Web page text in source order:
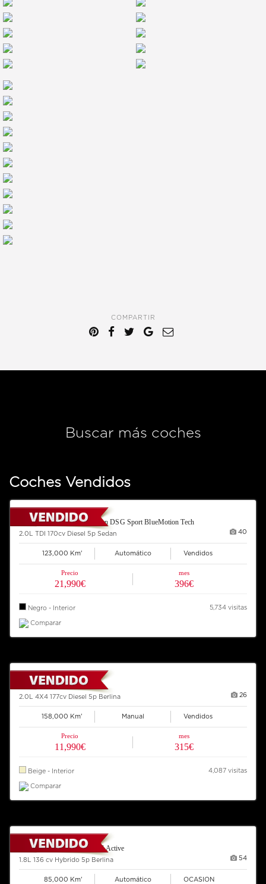
COMPARTIR
Buscar más coches
Coches Vendidos
2012 VOLKSWAGEN Sharan DSG Sport BlueMotion Tech
40
2.0L TDI 170cv Diesel 5p Sedan
123,000 Km' Automático Vendidos
Precio
21,990€
mes
396€
5,734 visitas
Negro - Interior
Comparar
2008 BMW X3
26
2.0L 4X4 177cv Diesel 5p Berlina
158,000 Km' Manual Vendidos
Precio
11,990€
mes
315€
4,087 visitas
Beige - Interior
Comparar
2013 TOYOTA Auris Hybrid Active
54
1.8L 136 cv Hybrido 5p Berlina
85,000 Km' Automático OCASION